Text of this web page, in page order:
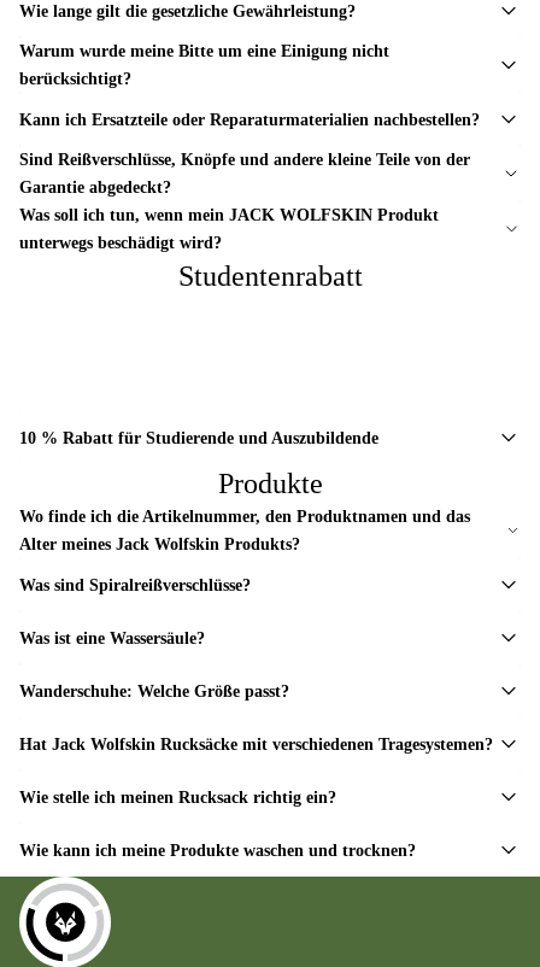
Wie lange gilt die gesetzliche Gewährleistung?
Warum wurde meine Bitte um eine Einigung nicht
berücksichtigt?
Kann ich Ersatzteile oder Reparaturmaterialien nachbestellen?
Sind Reißverschlüsse, Knöpfe und andere kleine Teile von der
Garantie abgedeckt?
Was soll ich tun, wenn mein JACK WOLFSKIN Produkt
unterwegs beschädigt wird?
Studentenrabatt
10 % Rabatt für Studierende und Auszubildende
Produkte
Wo finde ich die Artikelnummer, den Produktnamen und das
Alter meines Jack Wolfskin Produkts?
Was sind Spiralreißverschlüsse?
Was ist eine Wassersäule?
Wanderschuhe: Welche Größe passt?
Hat Jack Wolfskin Rucksäcke mit verschiedenen Tragesystemen?
Wie stelle ich meinen Rucksack richtig ein?
Wie kann ich meine Produkte waschen und trocknen?